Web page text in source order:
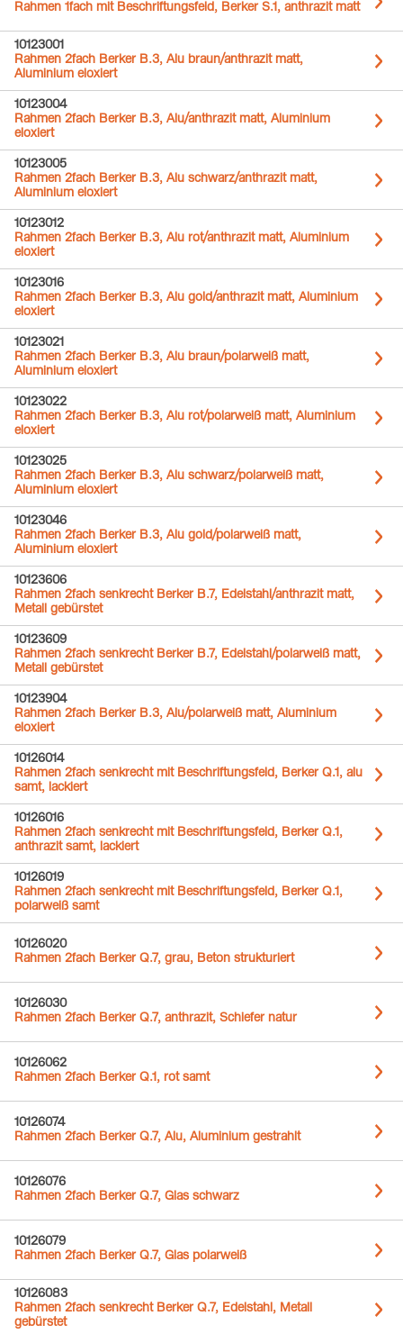
Rahmen 1fach mit Beschriftungsfeld, Berker S.1, anthrazit matt
10123001
Rahmen 2fach Berker B.3, Alu braun/anthrazit matt,
Aluminium eloxiert
10123004
Rahmen 2fach Berker B.3, Alu/anthrazit matt, Aluminium
eloxiert
10123005
Rahmen 2fach Berker B.3, Alu schwarz/anthrazit matt,
Aluminium eloxiert
10123012
Rahmen 2fach Berker B.3, Alu rot/anthrazit matt, Aluminium
eloxiert
10123016
Rahmen 2fach Berker B.3, Alu gold/anthrazit matt, Aluminium
eloxiert
10123021
Rahmen 2fach Berker B.3, Alu braun/polarweiß matt,
Aluminium eloxiert
10123022
Rahmen 2fach Berker B.3, Alu rot/polarweiß matt, Aluminium
eloxiert
10123025
Rahmen 2fach Berker B.3, Alu schwarz/polarweiß matt,
Aluminium eloxiert
10123046
Rahmen 2fach Berker B.3, Alu gold/polarweiß matt,
Aluminium eloxiert
10123606
Rahmen 2fach senkrecht Berker B.7, Edelstahl/anthrazit matt,
Metall gebürstet
10123609
Rahmen 2fach senkrecht Berker B.7, Edelstahl/polarweiß matt,
Metall gebürstet
10123904
Rahmen 2fach Berker B.3, Alu/polarweiß matt, Aluminium
eloxiert
10126014
Rahmen 2fach senkrecht mit Beschriftungsfeld, Berker Q.1, alu
samt, lackiert
10126016
Rahmen 2fach senkrecht mit Beschriftungsfeld, Berker Q.1,
anthrazit samt, lackiert
10126019
Rahmen 2fach senkrecht mit Beschriftungsfeld, Berker Q.1,
polarweiß samt
10126020
Rahmen 2fach Berker Q.7, grau, Beton strukturiert
10126030
Rahmen 2fach Berker Q.7, anthrazit, Schiefer natur
10126062
Rahmen 2fach Berker Q.1, rot samt
10126074
Rahmen 2fach Berker Q.7, Alu, Aluminium gestrahlt
10126076
Rahmen 2fach Berker Q.7, Glas schwarz
10126079
Rahmen 2fach Berker Q.7, Glas polarweiß
10126083
Rahmen 2fach senkrecht Berker Q.7, Edelstahl, Metall
gebürstet